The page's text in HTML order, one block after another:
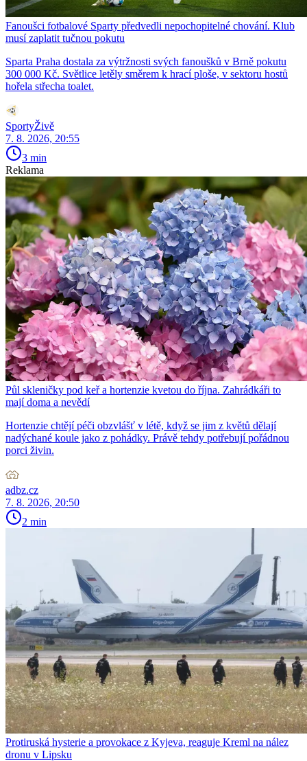
Fanoušci fotbalové Sparty předvedli nepochopitelné chování. Klub
musí zaplatit tučnou pokutu
Sparta Praha dostala za výtržnosti svých fanoušků v Brně pokutu
300 000 Kč. Světlice letěly směrem k hrací ploše, v sektoru hostů
hořela střecha toalet.
SportyŽivě
7. 8. 2026, 20:55
3 min
Reklama
Půl skleničky pod keř a hortenzie kvetou do října. Zahrádkáři to
mají doma a nevědí
Hortenzie chtějí péči obzvlášť v létě, když se jim z květů dělají
nadýchané koule jako z pohádky. Právě tehdy potřebují pořádnou
porci živin.
adbz.cz
7. 8. 2026, 20:50
2 min
Protiruská hysterie a provokace z Kyjeva, reaguje Kreml na nález
dronu v Lipsku